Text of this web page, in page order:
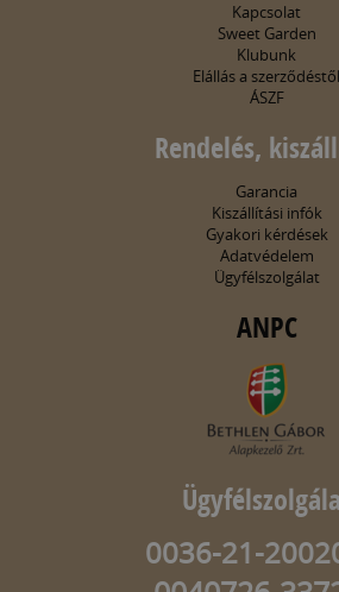
Kapcsolat
Sweet Garden
Klubunk
Elállás a szerződéstől
ÁSZF
Rendelés,
Garancia
Kiszállítási infók
Gyakori kérdések
Adatvédelem
Ügyfélszolgálat
ANPC
0036-21-